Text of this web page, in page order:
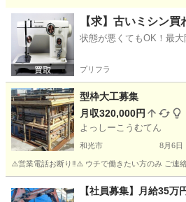
埼玉 さいたま市 その他 庭師
【求】古いミシン
状態が悪くてもOK！最
プリフラ
型枠大工募集
月収320,000円
よっしーこうむてん
和光市 8月6日
⚠️営業電話お断り‼️⚠️ ウチで働きたい方のみ ご連
大工 型枠
【社員募集】月給35